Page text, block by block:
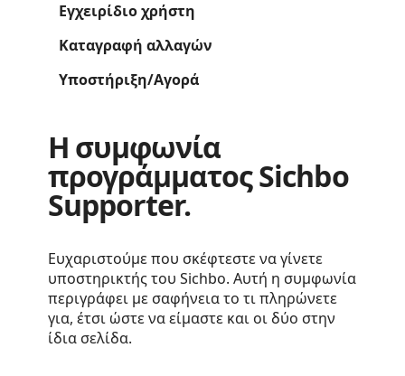
Εγχειρίδιο χρήστη
Καταγραφή αλλαγών
Υποστήριξη/Αγορά
Η συμφωνία
προγράμματος Sichbo
Supporter.
Ευχαριστούμε που σκέφτεστε να γίνετε
υποστηρικτής του Sichbo. Αυτή η συμφωνία
περιγράφει με σαφήνεια το τι πληρώνετε
για, έτσι ώστε να είμαστε και οι δύο στην
ίδια σελίδα.